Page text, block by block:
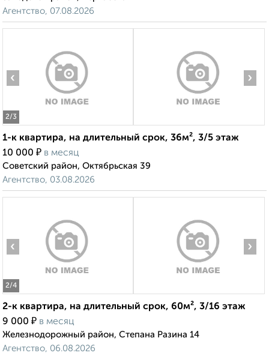
Агентство, 07.08.2026
2/3
‹ ›
1-к квартира, на длительный срок, 36м², 3/5 этаж
10 000 ₽ в месяц
Советский район, Октябрьская 39
Агентство, 03.08.2026
2/4
‹ ›
2-к квартира, на длительный срок, 60м², 3/16 этаж
9 000 ₽ в месяц
Железнодорожный район, Степана Разина 14
Агентство, 06.08.2026